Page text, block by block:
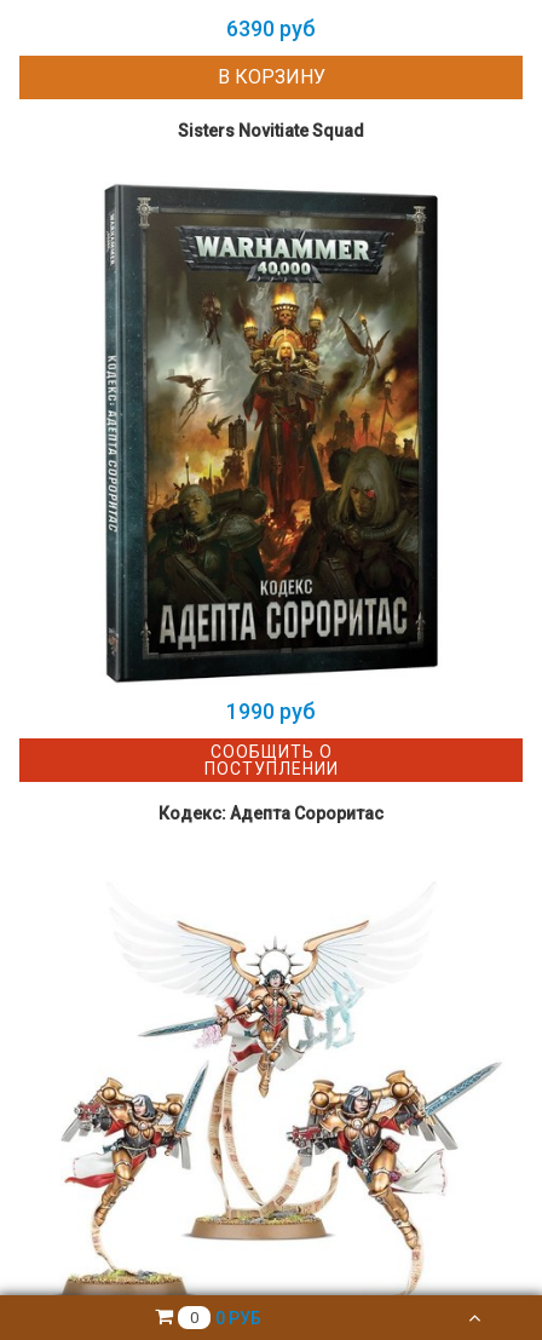
6390 руб
В КОРЗИНУ
Sisters Novitiate Squad
1990 руб
СООБЩИТЬ О
ПОСТУПЛЕНИИ
Кодекс: Адепта Сороритас
0 0 РУБ